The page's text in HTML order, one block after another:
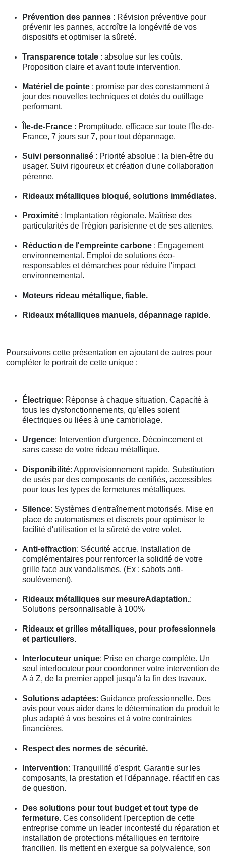
Prévention des pannes : Révision préventive pour
prévenir les pannes, accroître la longévité de vos
dispositifs et optimiser la sûreté.
Transparence totale : absolue sur les coûts.
Proposition claire et avant toute intervention.
Matériel de pointe : promise par des constamment à
jour des nouvelles techniques et dotés du outillage
performant.
Île-de-France : Promptitude. efficace sur toute l'Île-de-
France, 7 jours sur 7, pour tout dépannage.
Suivi personnalisé : Priorité absolue : la bien-être du
usager. Suivi rigoureux et création d'une collaboration
pérenne.
Rideaux métalliques bloqué, solutions immédiates.
Proximité : Implantation régionale. Maîtrise des
particularités de l'région parisienne et de ses attentes.
Réduction de l'empreinte carbone : Engagement
environnemental. Emploi de solutions éco-
responsables et démarches pour réduire l'impact
environnemental.
Moteurs rideau métallique, fiable.
Rideaux métalliques manuels, dépannage rapide.
Poursuivons cette présentation en ajoutant de autres pour
compléter le portrait de cette unique :
Électrique: Réponse à chaque situation. Capacité à
tous les dysfonctionnements, qu'elles soient
électriques ou liées à une cambriolage.
Urgence: Intervention d'urgence. Décoincement et
sans casse de votre rideau métallique.
Disponibilité: Approvisionnement rapide. Substitution
de usés par des composants de certifiés, accessibles
pour tous les types de fermetures métalliques.
Silence: Systèmes d'entraînement motorisés. Mise en
place de automatismes et discrets pour optimiser le
facilité d'utilisation et la sûreté de votre volet.
Anti-effraction: Sécurité accrue. Installation de
complémentaires pour renforcer la solidité de votre
grille face aux vandalismes. (Ex : sabots anti-
soulèvement).
Rideaux métalliques sur mesureAdaptation.:
Solutions personnalisable à 100%
Rideaux et grilles métalliques, pour professionnels
et particuliers.
Interlocuteur unique: Prise en charge complète. Un
seul interlocuteur pour coordonner votre intervention de
A à Z, de la premier appel jusqu'à la fin des travaux.
Solutions adaptées: Guidance professionnelle. Des
avis pour vous aider dans le détermination du produit le
plus adapté à vos besoins et à votre contraintes
financières.
Respect des normes de sécurité.
Intervention: Tranquillité d'esprit. Garantie sur les
composants, la prestation et l'dépannage. réactif en cas
de question.
Des solutions pour tout budget et tout type de
fermeture. Ces consolident l'perception de cette
entreprise comme un leader incontesté du réparation et
installation de protections métalliques en territoire
francilien. Ils mettent en exergue sa polyvalence, son